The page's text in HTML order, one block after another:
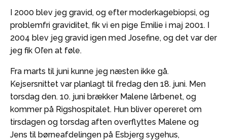
I 2000 blev jeg gravid, og efter moderkagebiopsi, og
problemfri graviditet, fik vi en pige Emilie i maj 2001. I
2004 blev jeg gravid igen med Josefine, og det var der
jeg fik OI’en at føle.
Fra marts til juni kunne jeg næsten ikke gå.
Kejsersnittet var planlagt til fredag den 18. juni. Men
torsdag den. 10. juni brækker Malene lårbenet, og
kommer på Rigshospitalet. Hun bliver opereret om
tirsdagen og torsdag aften overflyttes Malene og
Jens til børneafdelingen på Esbjerg sygehus,